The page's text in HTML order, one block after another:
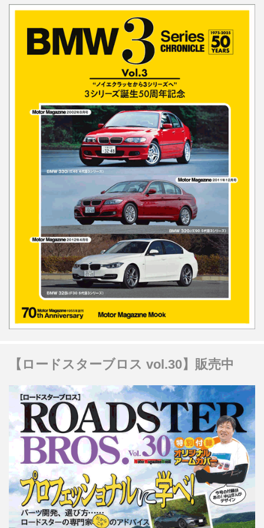
【ロードスターブロス vol.30】販売中